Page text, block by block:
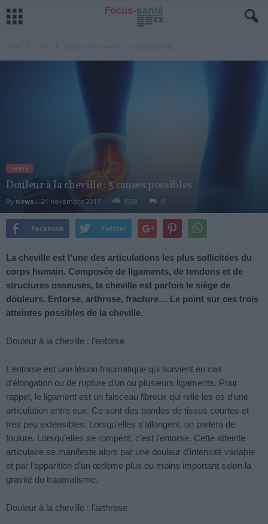
SANTÉ
Douleur à la cheville : 3 causes possibles
By news - 21 novembre 2017 1569 0
Facebook Twitter
La cheville est l’une des articulations les plus sollicitées du
corps humain. Composée de ligaments, de tendons et de
structures osseuses, la cheville est parfois le siège de
douleurs. Entorse, arthrose, fracture… Le point sur ces trois
atteintes possibles de la cheville.
Douleur à la cheville : l’entorse
L’entorse est une lésion traumatique qui survient en cas
d’élongation ou de rupture d’un ou plusieurs ligaments. Pour
rappel, le ligament est un faisceau fibreux qui relie les os d’une
articulation entre eux. Ce sont des bandes de tissus courtes et
très peu extensibles. Lorsqu’elles s’allongent, on parlera de
foulure. Lorsqu’elles se rompent, c’est l’entorse. Cette atteinte
articulaire se manifeste alors par une douleur d’intensité variable
et par l’apparition d’un œdème plus ou moins important selon la
gravité du traumatisme.
Douleur à la cheville : l’arthrose